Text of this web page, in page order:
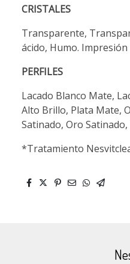
CRISTALES
Transparente,
ácido, Humo. Impresión
PERFILES
Lacado Blanco Mate,
Alto Brillo, Plata Mate,
Satinado, Oro
*Tratamiento